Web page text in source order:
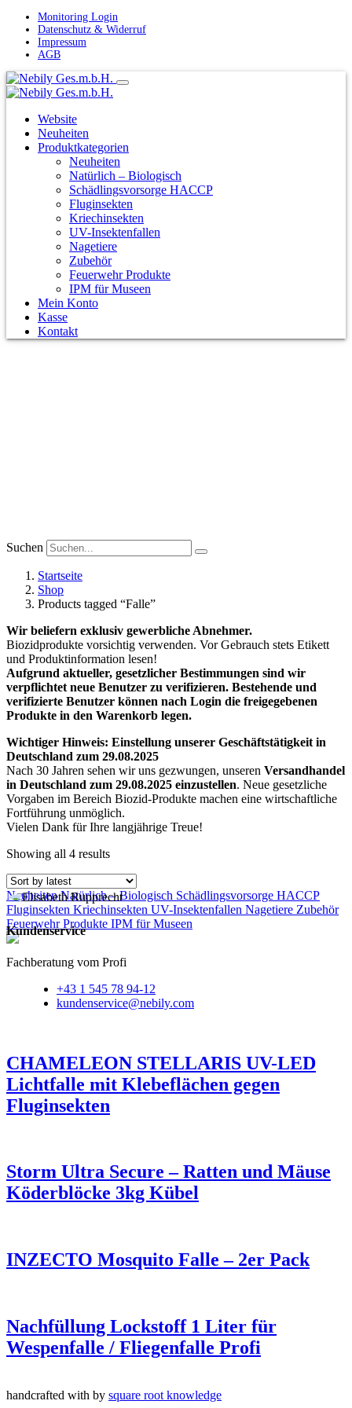
Monitoring Login
Datenschutz & Widerruf
Impressum
AGB
Website
Neuheiten
Produktkategorien
Neuheiten
Natürlich – Biologisch
Schädlingsvorsorge HACCP
Fluginsekten
Kriechinsekten
UV-Insektenfallen
Nagetiere
Zubehör
Feuerwehr Produkte
IPM für Museen
Mein Konto
Kasse
Kontakt
Suchen
Startseite
Shop
Products tagged “Falle”
Wir beliefern exklusiv gewerbliche Abnehmer.
Biozidprodukte vorsichtig verwenden. Vor Gebrauch stets Etikett
und Produktinformation lesen!
Aufgrund aktueller, gesetzlicher Bestimmungen sind wir
verpflichtet neue Benutzer zu verifizieren. Bestehende und
verifizierte Benutzer können nach Login die freigegebenen
Produkte in den Warenkorb legen.
Wichtiger Hinweis: Einstellung unserer Geschäftstätigkeit in
Deutschland zum 29.08.2025
Nach 30 Jahren sehen wir uns gezwungen, unseren Versandhandel
in Deutschland zum 29.08.2025 einzustellen. Neue gesetzliche
Vorgaben im Bereich Biozid-Produkte machen eine wirtschaftliche
Fortführung unmöglich.
Vielen Dank für Ihre langjährige Treue!
Showing all 4 results
NeuheitenNatürlich – Biologisch Schädlingsvorsorge HACCP
Fluginsekten Kriechinsekten UV-Insektenfallen Nagetiere Zubehör
Feuerwehr Produkte IPM für Museen
Kundenservice
Fachberatung vom Profi
+43 1 545 78 94-12
kundenservice@nebily.com
CHAMELEON STELLARIS UV-LED
Lichtfalle mit Klebeflächen gegen
Fluginsekten
Storm Ultra Secure – Ratten und Mäuse
Köderblöcke 3kg Kübel
INZECTO Mosquito Falle – 2er Pack
Nachfüllung Lockstoff 1 Liter für
Wespenfalle / Fliegenfalle Profi
handcrafted with by square root knowledge